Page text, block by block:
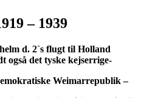
– 1939
d. 2`s flugt til Holland
også det tyske kejserrige-
Weimarrepublik –